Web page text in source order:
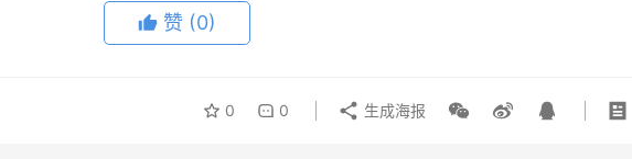
赞 (0)
0 0 生成海报